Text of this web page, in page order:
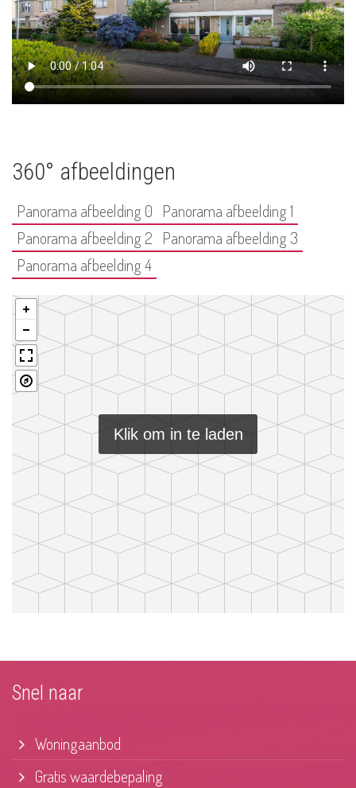
360° afbeeldingen
Panorama afbeelding 0 Panorama afbeelding 1
Panorama afbeelding 2 Panorama afbeelding 3
Panorama afbeelding 4
Klik om in te laden
Snel naar
Woningaanbod
Gratis waardebepaling